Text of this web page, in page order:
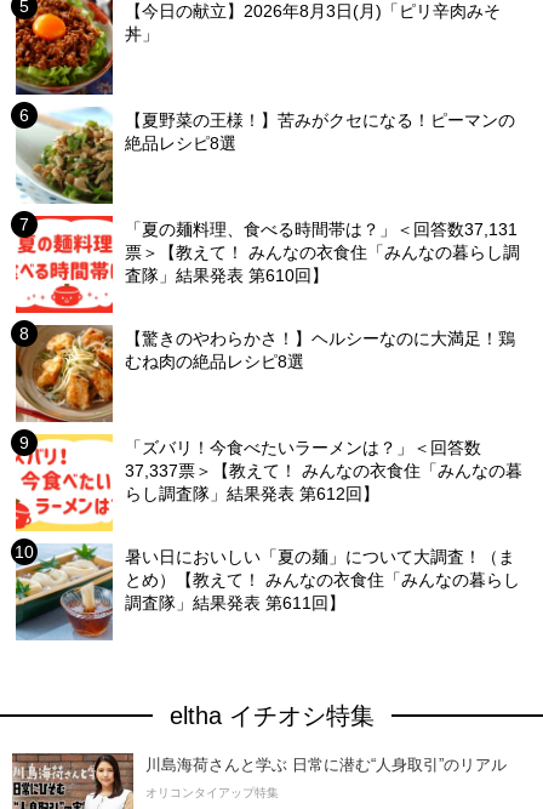
【今日の献立】2026年8月3日(月)「ピリ辛肉みそ
丼」
【夏野菜の王様！】苦みがクセになる！ピーマンの
絶品レシピ8選
「夏の麺料理、食べる時間帯は？」＜回答数37,131
票＞【教えて！ みんなの衣食住「みんなの暮らし調
査隊」結果発表 第610回】
【驚きのやわらかさ！】ヘルシーなのに大満足！鶏
むね肉の絶品レシピ8選
「ズバリ！今食べたいラーメンは？」＜回答数
37,337票＞【教えて！ みんなの衣食住「みんなの暮
らし調査隊」結果発表 第612回】
暑い日においしい「夏の麺」について大調査！（ま
とめ）【教えて！ みんなの衣食住「みんなの暮らし
調査隊」結果発表 第611回】
eltha イチオシ特集
川島海荷さんと学ぶ 日常に潜む“人身取引”のリアル
オリコンタイアップ特集